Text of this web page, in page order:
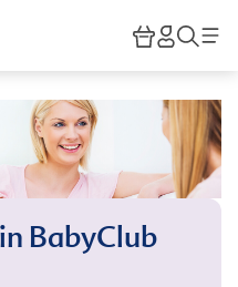
HiPP
BabyClub